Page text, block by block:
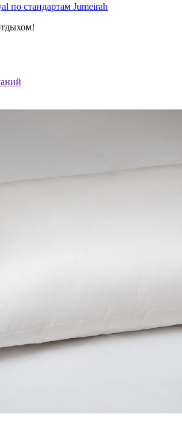
по стандартам Jumeirah